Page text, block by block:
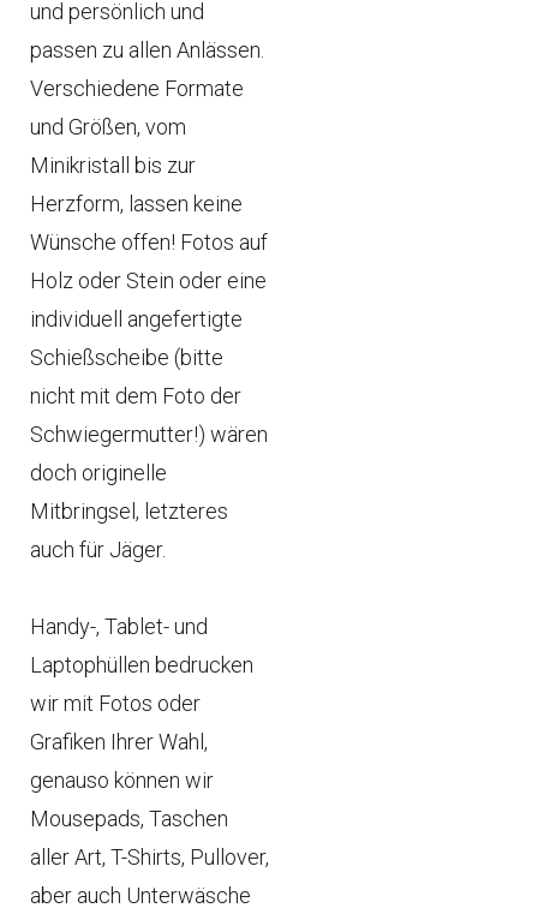
und persönlich und
passen zu allen Anlässen.
Verschiedene Formate
und Größen, vom
Minikristall bis zur
Herzform, lassen keine
Wünsche offen! Fotos auf
Holz oder Stein oder eine
individuell angefertigte
Schießscheibe (bitte
nicht mit dem Foto der
Schwiegermutter!) wären
doch originelle
Mitbringsel, letzteres
auch für Jäger.
Handy-, Tablet- und
Laptophüllen bedrucken
wir mit Fotos oder
Grafiken Ihrer Wahl,
genauso können wir
Mousepads, Taschen
aller Art, T-Shirts, Pullover,
aber auch Unterwäsche